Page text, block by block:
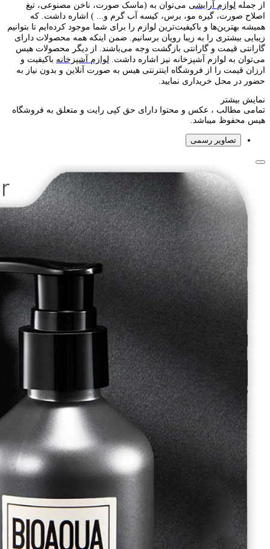
از جمله لوازم آرایشی می‌توان به (ماسک صورت، ناخن مصنوعی، تیغ
اصلاح صورت، گیره مو، برس، کیسه آب گرم و... ) اشاره داشت. که
همیشه بهترین‌ها و باکیفیت‌ترین لوازم را برای شما موجود کرده‌ایم تا بتوانیم
زیبایی بیشتری را به زیبا رویان برسانیم. ضمن اینکه همه محصولات دارای
گارانتی قیمت و گارانتی بازگشت وجه می‌باشند. از دیگر محصولات هیس
می‌توان به لوازم آشپزخانه نیز اشاره داشت. لوازم آشپزخانه باکیفیت و
ارزان قیمت را از فروشگاه اینترنتی هیس به صورت آنلاین و بدون نیاز به
حضور در محل خریداری نمایید.
نمایش بیشتر
تمامی مطالب ، عکس و محتوا دارای حق کپی رایت و متعلق به فروشگاه
هیس محفوظ میباشد.
تصاویر رسمی